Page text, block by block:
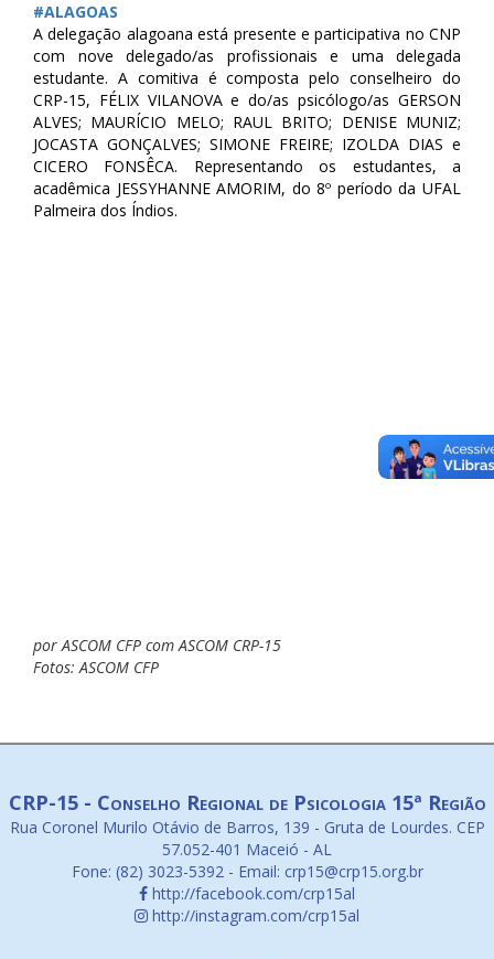
‪#‎ALAGOAS‬
A delegação alagoana está presente e participativa no CNP
com nove delegado/as profissionais e uma delegada
estudante. A comitiva é composta pelo conselheiro do
CRP-15, FÉLIX VILANOVA e do/as psicólogo/as GERSON
ALVES; MAURÍCIO MELO; RAUL BRITO; DENISE MUNIZ;
JOCASTA GONÇALVES; SIMONE FREIRE; IZOLDA DIAS e
CICERO FONSÊCA. Representando os estudantes, a
acadêmica JESSYHANNE AMORIM, do 8º período da UFAL
Palmeira dos Índios.
por ASCOM CFP com ASCOM CRP-15
Fotos: ASCOM CFP
CRP-15 - Conselho Regional de Psicologia 15ª Região
Rua Coronel Murilo Otávio de Barros, 139 - Gruta de Lourdes. CEP
57.052-401 Maceió - AL
Fone: (82) 3023-5392 - Email: crp15@crp15.org.br
http://facebook.com/crp15al
http://instagram.com/crp15al